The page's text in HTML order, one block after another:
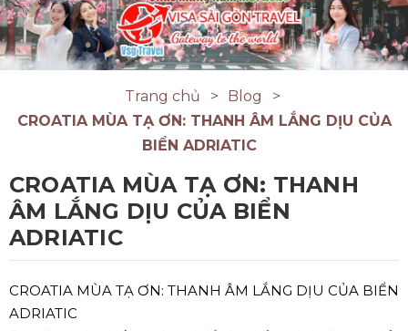
Trang chủ
Blog
CROATIA MÙA TẠ ƠN: THANH ÂM LẮNG DỊU CỦA
BIỂN ADRIATIC
CROATIA MÙA TẠ ƠN: THANH
ÂM LẮNG DỊU CỦA BIỂN
ADRIATIC
CROATIA MÙA TẠ ƠN: THANH ÂM LẮNG DỊU CỦA BIỂN
ADRIATIC